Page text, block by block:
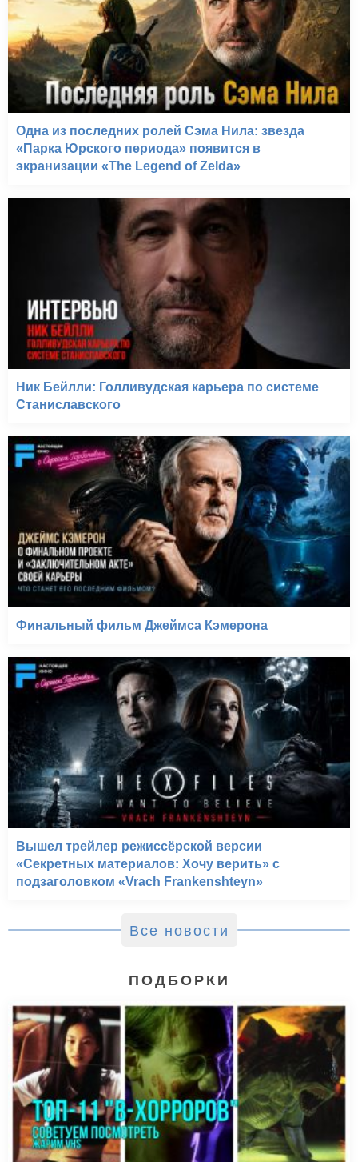
ПараНорман, или Как
приручить зомби (2012)
Одна из последних ролей Сэма Нила: звезда
«Парка Юрского периода» появится в
экранизации «The Legend of Zelda»
Ник Бейлли: Голливудская карьера по системе
Станиславского
Финальный фильм Джеймса Кэмерона
Вышел трейлер режиссёрской версии
«Секретных материалов: Хочу верить» с
подзаголовком «Vrach Frankenshteyn»
Все новости
ПОДБОРКИ